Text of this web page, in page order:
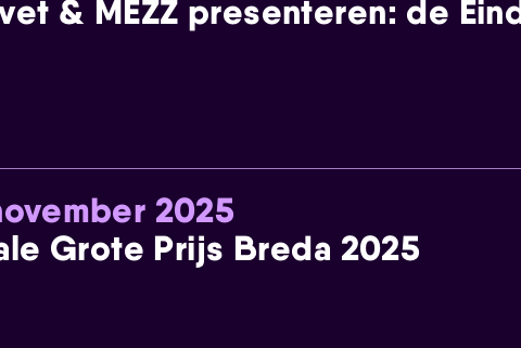
& MEZZ presenteren: de
2025
Grote Prijs Breda 2025